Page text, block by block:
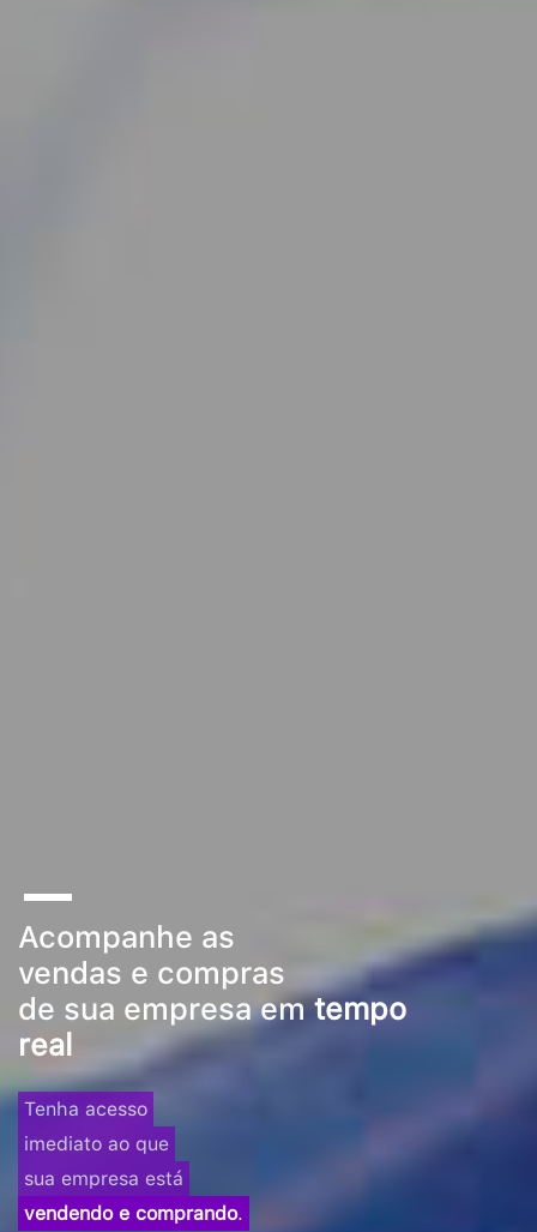
Acompanhe as
vendas e compras
de sua empresa emtempo
real
Tenha acesso
imediato ao que
sua empresa está
vendendo e comprando.